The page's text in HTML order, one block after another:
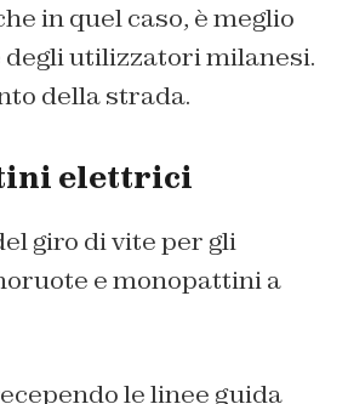
in quel caso, è meglio
degli utilizzatori milanesi.
della strada.
elettrici
giro di vite per gli
e monopattini a
le linee guida